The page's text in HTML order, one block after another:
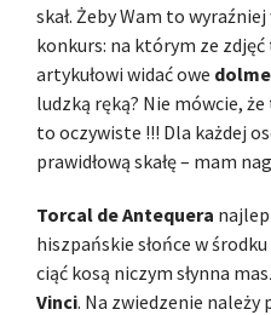
skał. Żeby Wam to
konkurs: na którym ze
artykułowi widać owe
ludzką ręką? Nie mówcie,
to oczywiste !!! Dla każdej
prawidłową skałę – mam
Torcal de Antequera
hiszpańskie słońce w
ciąć kosą niczym słynna
Vinci. Na zwiedzenie